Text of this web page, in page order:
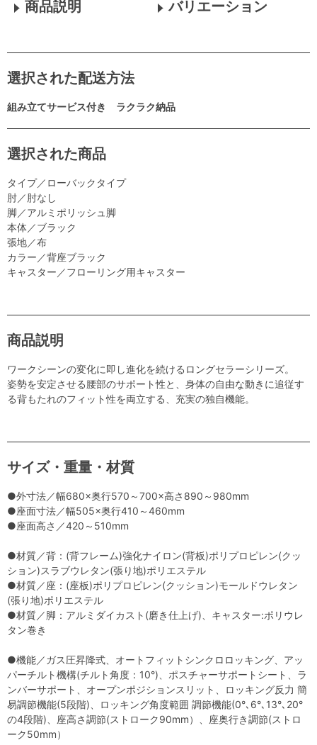
商品説明 バリエーション
選択された配送方法
組み立てサービス付き ラクラク納品
選択された商品
タイプ／ローバックタイプ
肘／肘なし
脚／アルミポリッシュ脚
本体／ブラック
張地／布
カラー／背座ブラック
キャスター／フローリング用キャスター
商品説明
ワークシーンの変化に即し進化を続けるロングセラーシリーズ。
姿勢を安定させる腰部のサポート性と、身体の自由な動きに追従す
る背もたれのフィット性を両立する、充実の独自機能。
サイズ・重量・材質
●外寸法／幅680×奥行570～700×高さ890～980mm
●座面寸法／幅505×奥行410～460mm
●座面高さ／420～510mm
●材質／背：(背フレーム)強化ナイロン(背板)ポリプロピレン(クッ
ション)スラブウレタン(張り地)ポリエステル
●材質／座：(座板)ポリプロピレン(クッション)モールドウレタン
(張り地)ポリエステル
●材質／脚：アルミダイカスト(磨き仕上げ)、キャスター:ポリウレ
タン巻き
●機能／ガス圧昇降式、オートフィットシンクロロッキング、アッ
パーチルト機構(チルト角度：10°)、ポスチャーサポートシート、ラ
ンバーサポート、オープンポジションスリット、ロッキング反力 簡
易調節機能(5段階)、ロッキング角度範囲 調節機能(0°､6°､13°､20°
の4段階)、座高さ調節(ストローク90mm）、座奥行き調節(ストロ
ーク50mm）